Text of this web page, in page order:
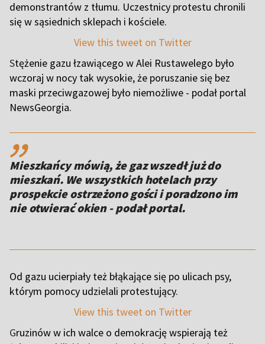
demonstrantów z tłumu. Uczestnicy protestu chronili
się w sąsiednich sklepach i kościele.
View this tweet on Twitter
Stężenie gazu łzawiącego w Alei Rustawelego było
wczoraj w nocy tak wysokie, że poruszanie się bez
maski przeciwgazowej było niemożliwe - podał portal
NewsGeorgia.
,,
Mieszkańcy mówią, że gaz wszedł już do
mieszkań. We wszystkich hotelach przy
prospekcie ostrzeżono gości i poradzono im
nie otwierać okien - podał portal.
Od gazu ucierpiały też błąkające się po ulicach psy,
którym pomocy udzielali protestujący.
View this tweet on Twitter
Gruzinów w ich walce o demokrację wspierają też